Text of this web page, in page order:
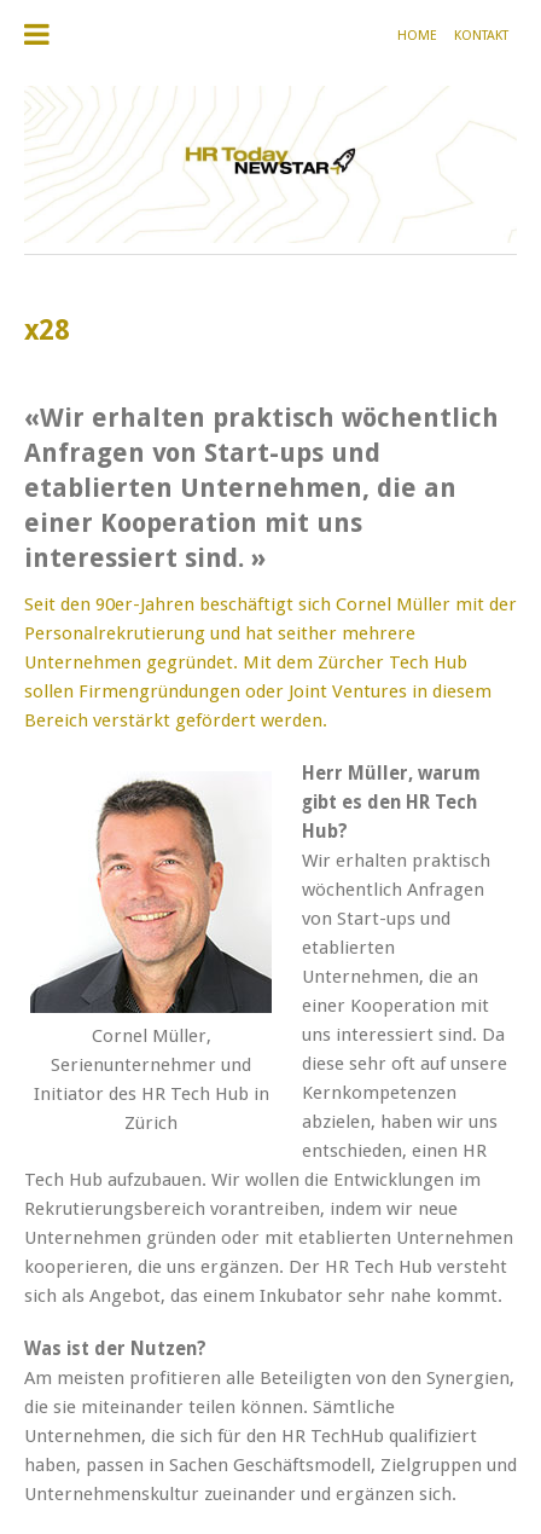
HOME KONTAKT
x28
«Wir erhalten praktisch wöchentlich
Anfragen von Start-ups und
etablierten Unternehmen, die an
einer Kooperation mit uns
interessiert sind. »
Seit den 90er-Jahren beschäftigt sich Cornel Müller mit der
Personalrekrutierung und hat seither mehrere
Unternehmen gegründet. Mit dem Zürcher Tech Hub
sollen Firmengründungen oder Joint Ventures in diesem
Bereich verstärkt gefördert werden.
Cornel Müller,
Serienunternehmer und
Initiator des HR Tech Hub in
Zürich
Herr Müller, warum
gibt es den HR Tech
Hub?
Wir erhalten praktisch
wöchentlich Anfragen
von Start-ups und
etablierten
Unternehmen, die an
einer Kooperation mit
uns interessiert sind. Da
diese sehr oft auf unsere
Kernkompetenzen
abzielen, haben wir uns
entschieden, einen HR
Tech Hub aufzubauen. Wir wollen die Entwicklungen im
Rekrutierungsbereich vorantreiben, indem wir neue
Unternehmen gründen oder mit etablierten Unternehmen
kooperieren, die uns ergänzen. Der HR Tech Hub versteht
sich als Angebot, das einem Inkubator sehr nahe kommt.
Was ist der Nutzen?
Am meisten profitieren alle Beteiligten von den Synergien,
die sie miteinander teilen können. Sämtliche
Unternehmen, die sich für den HR TechHub qualifiziert
haben, passen in Sachen Geschäftsmodell, Zielgruppen und
Unternehmenskultur zueinander und ergänzen sich.